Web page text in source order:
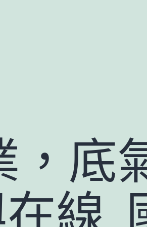
，底
線_